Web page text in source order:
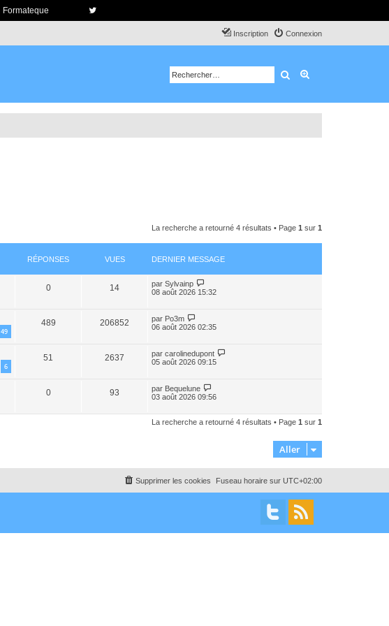
Formateque
Connexion
Inscription
Rechercher
La recherche a retourné 4 résultats • Page 1 sur 1
RÉPONSES VUES DERNIER MESSAGE
0 14 par Sylvainp
08 août 2026 15:32
49
489 206852 par Po3m
06 août 2026 02:35
6
51 2637 par carolinedupont
05 août 2026 09:15
0 93 par Bequelune
03 août 2026 09:56
La recherche a retourné 4 résultats • Page 1 sur 1
Aller
Fuseau horaire sur UTC+02:00
Supprimer les cookies